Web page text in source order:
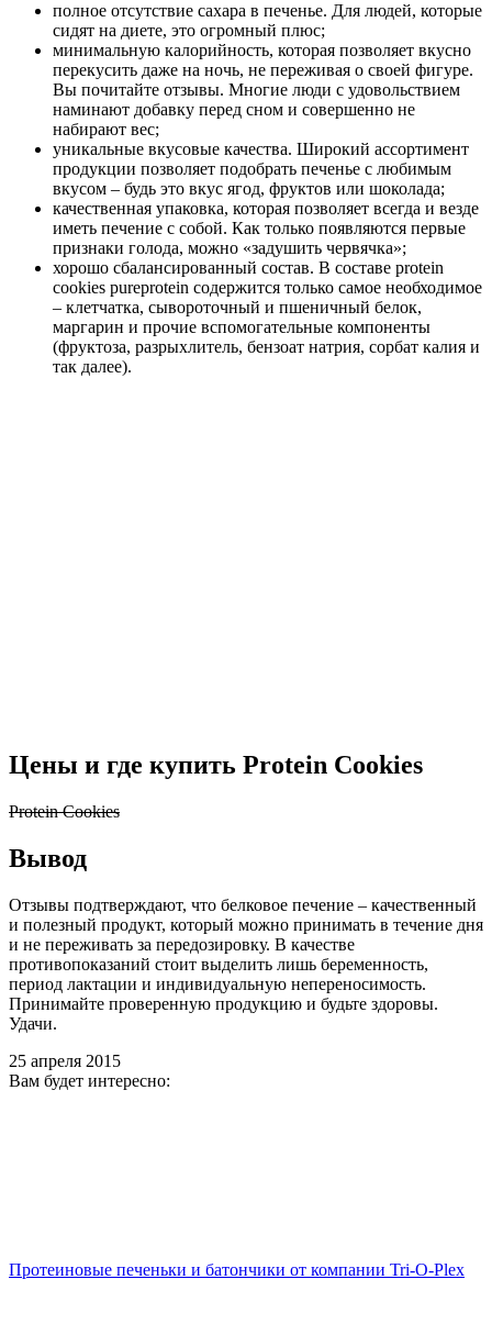
полное отсутствие сахара в печенье. Для людей, которые
сидят на диете, это огромный плюс;
минимальную калорийность, которая позволяет вкусно
перекусить даже на ночь, не переживая о своей фигуре.
Вы почитайте отзывы. Многие люди с удовольствием
наминают добавку перед сном и совершенно не
набирают вес;
уникальные вкусовые качества. Широкий ассортимент
продукции позволяет подобрать печенье с любимым
вкусом – будь это вкус ягод, фруктов или шоколада;
качественная упаковка, которая позволяет всегда и везде
иметь печение с собой. Как только появляются первые
признаки голода, можно «задушить червячка»;
хорошо сбалансированный состав. В составе protein
cookies pureprotein содержится только самое необходимое
– клетчатка, сывороточный и пшеничный белок,
маргарин и прочие вспомогательные компоненты
(фруктоза, разрыхлитель, бензоат натрия, сорбат калия и
так далее).
Цены и где купить Protein Cookies
Protein Cookies
Вывод
Отзывы подтверждают, что белковое печение – качественный
и полезный продукт, который можно принимать в течение дня
и не переживать за передозировку. В качестве
противопоказаний стоит выделить лишь беременность,
период лактации и индивидуальную непереносимость.
Принимайте проверенную продукцию и будьте здоровы.
Удачи.
25 апреля 2015
Вам будет интересно:
Протеиновые печеньки и батончики от компании Tri-O-Plex